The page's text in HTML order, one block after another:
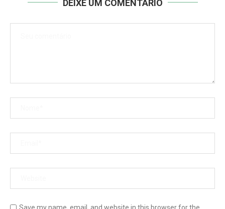
DEIXE UM COMENTÁRIO
Save my name, email, and website in this browser for the